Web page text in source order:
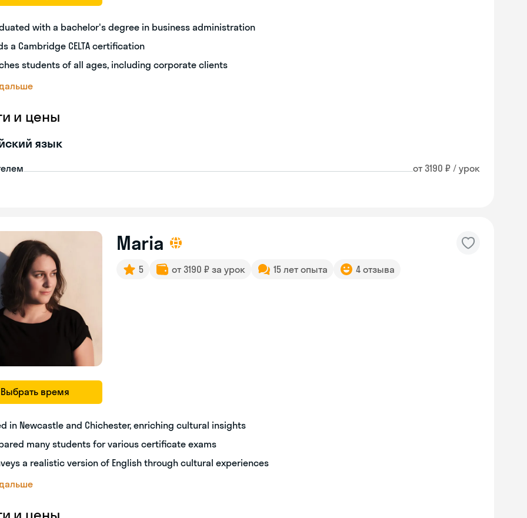
with a bachelor's degree in business administration
a Cambridge CELTA certification
students of all ages, including corporate clients
и цены
язык
от 3190 ₽ / урок
Выбрать время
Maria
5 от 3190 ₽ за урок 15 лет опыта 4 отзыва
in Newcastle and Chichester, enriching cultural insights
many students for various certificate exams
a realistic version of English through cultural experiences
и цены